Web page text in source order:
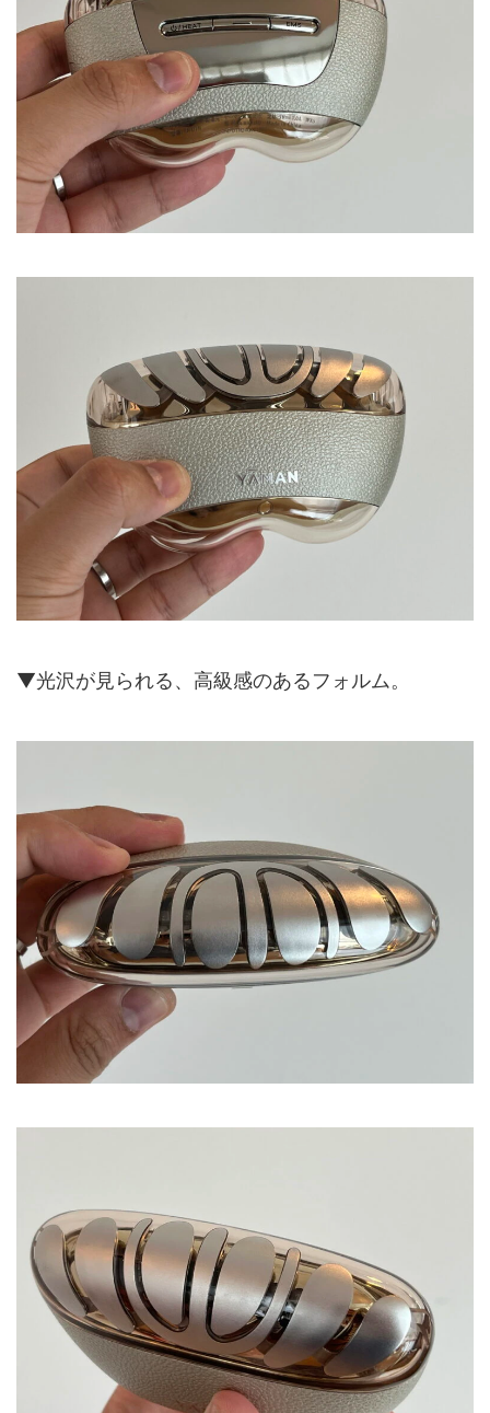
▼光沢が見られる、高級感のあるフォルム。